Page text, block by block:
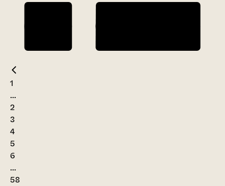
1
...
2
3
4
5
6
...
58